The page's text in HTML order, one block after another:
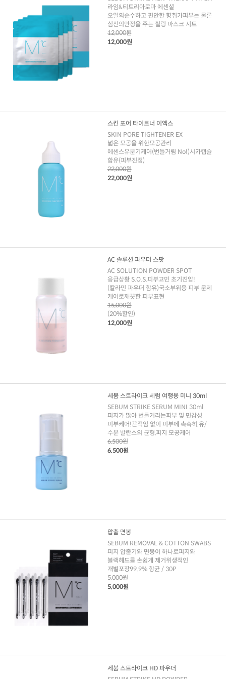
라임&티트리아로마 에센셜
오일의순수하고 편안한 향취가피부는 물론
심신의안정을 주는 힐링 마스크 시트
12,000원
12,000원
스킨 포어 타이트너 이엑스
SKIN PORE TIGHTENER EX
넓은 모공을 위한모공관리
에센스유분기케어(번들거림 No!)시카캡슐
함유(피부진정)
22,000원
22,000원
AC 솔루션 파우더 스팟
AC SOLUTION POWDER SPOT
응급상황 S.O.S.피부고민 초기진압!
(칼라민 파우더 함유)국소부위용 피부 문제
케어로깨끗한 피부표현
15,000원
(20%할인)
12,000원
세붐 스트라이크 세럼 여행용 미니 30ml
SEBUM STRIKE SERUM MINI 30ml
피지가 많아 번들거리는피부 및 민감성
피부케어!끈적임 없이 피부에 촉촉히.유/
수분 발란스의 균형,피지 모공케어
6,500원
6,500원
압출 면봉
SEBUM REMOVAL & COTTON SWABS
피지 압출기와 면봉이 하나로피지와
블랙헤드를 손쉽게 제거위생적인
개별포장99.9% 항균 / 30P
5,000원
5,000원
세붐 스트라이크 HD 파우더